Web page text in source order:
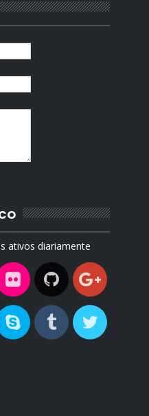
ativos diariamente